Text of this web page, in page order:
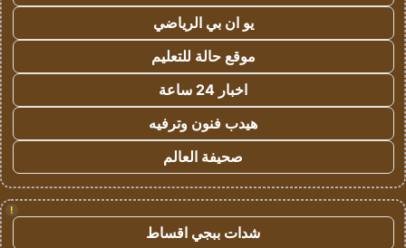
يو ان بي الرياضي
موقع حالة للتعليم
اخبار 24 ساعة
هيدب فنون وترفيه
صحيفة العالم
!
شدات ببجي اقساط